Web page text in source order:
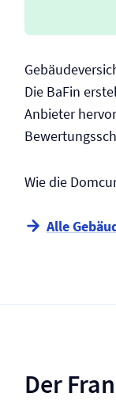
Die BaFin
Anbieter
Wie die
Alle
Der